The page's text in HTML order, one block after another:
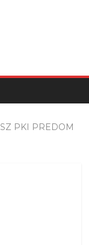
PKI PREDOM